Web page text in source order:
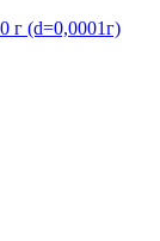
г (d=0,0001г)